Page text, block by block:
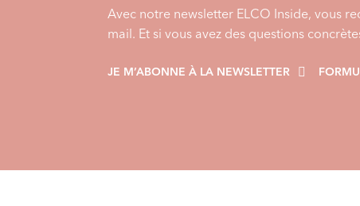
Avec notre newsletter ELCO Inside, vous
mail. Et si vous avez des questions
JE M’ABONNE À LA NEWSLETTER